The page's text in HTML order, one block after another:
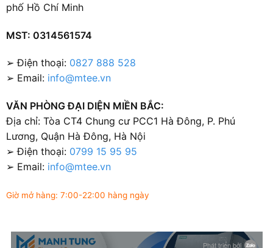
phố Hồ Chí Minh
MST: 0314561574
➢ Điện thoại: 0827 888 528
➢ Email: info@mtee.vn
VĂN PHÒNG ĐẠI DIỆN MIỀN BẮC:
Địa chỉ: Tòa CT4 Chung cư PCC1 Hà Đông, P. Phú
Lương, Quận Hà Đông, Hà Nội
➢ Điện thoại: 0799 15 95 95
➢ Email: info@mtee.vn
Giờ mở hàng: 7:00-22:00 hàng ngày